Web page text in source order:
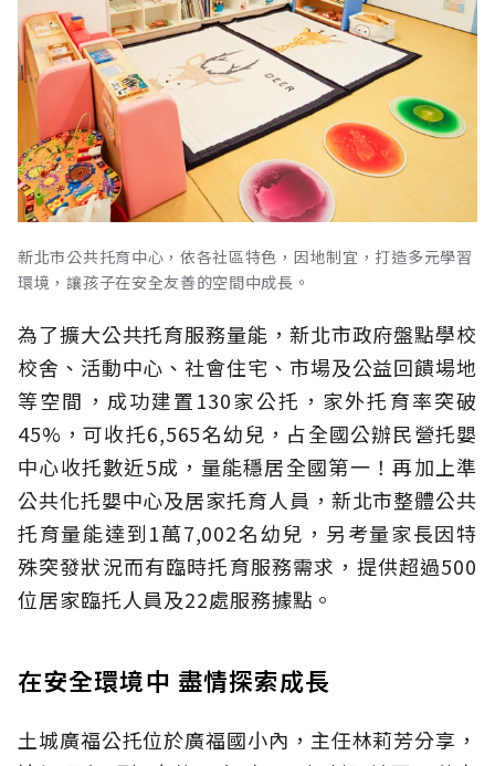
新北市公共托育中心，依各社區特色，因地制宜，打造多元學習
環境，讓孩子在安全友善的空間中成長。
為了擴大公共托育服務量能，新北市政府盤點學校
校舍、活動中心、社會住宅、市場及公益回饋場地
等空間，成功建置130家公托，家外托育率突破
45%，可收托6,565名幼兒，占全國公辦民營托嬰
中心收托數近5成，量能穩居全國第一！再加上準
公共化托嬰中心及居家托育人員，新北市整體公共
托育量能達到1萬7,002名幼兒，另考量家長因特
殊突發狀況而有臨時托育服務需求，提供超過500
位居家臨托人員及22處服務據點。
在安全環境中 盡情探索成長
土城廣福公托位於廣福國小內，主任林莉芳分享，